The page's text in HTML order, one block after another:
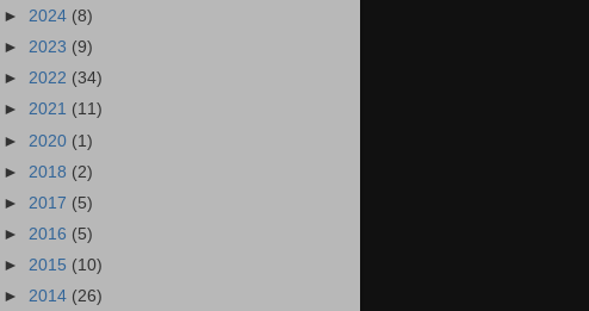
► 2024 (8)
► 2023 (9)
► 2022 (34)
► 2021 (11)
► 2020 (1)
► 2018 (2)
► 2017 (5)
► 2016 (5)
► 2015 (10)
► 2014 (26)